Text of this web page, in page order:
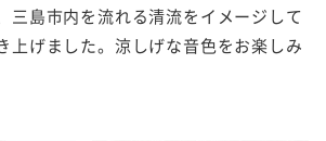
三島市内を流れる清流をイメージして
上げました。涼しげな音色をお楽しみ